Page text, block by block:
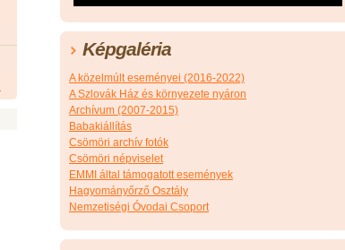
Képgaléria
A közelmúlt eseményei (2016-2022)
A Szlovák Ház és környezete nyáron
Archívum (2007-2015)
Babakiállítás
Csömöri archív fotók
Csömöri népviselet
EMMI által támogatott események
Hagyományőrző Osztály
Nemzetiségi Óvodai Csoport